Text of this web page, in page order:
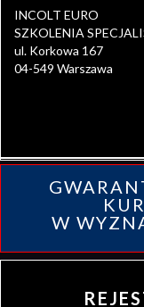
INCOLT EURO
SZKOLENIA
ul. Korkowa 167
04-549 Warszawa
W